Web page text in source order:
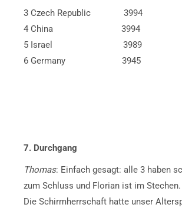
3 Czech Republic 3994
4 China 3994
5 Israel 3989
6 Germany 3945
7. Durchgang
Thomas: Einfach gesagt: alle 3 haben
zum Schluss und Florian ist im Stechen.
Die Schirmherrschaft hatte unser